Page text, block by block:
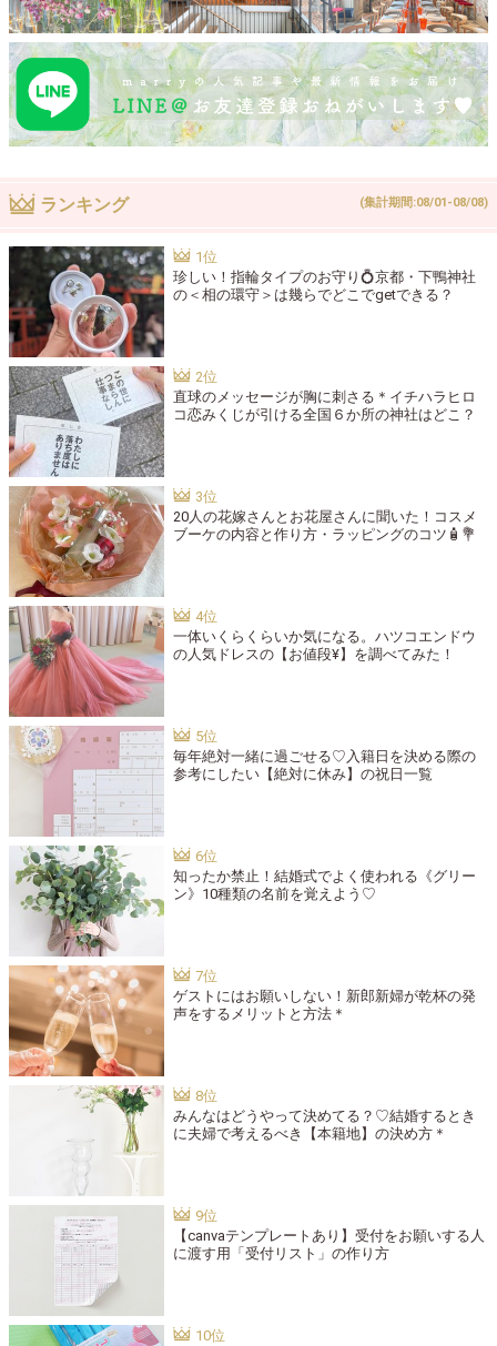
ランキング (集計期間:08/01-08/08)
珍しい！指輪タイプのお守り💍京都・下鴨神社
の＜相の環守＞は幾らでどこでgetできる？
直球のメッセージが胸に刺さる＊イチハラヒロ
コ恋みくじが引ける全国６か所の神社はどこ？
20人の花嫁さんとお花屋さんに聞いた！コスメ
ブーケの内容と作り方・ラッピングのコツ🧴💐
一体いくらくらいか気になる。ハツコエンドウ
の人気ドレスの【お値段¥】を調べてみた！
毎年絶対一緒に過ごせる♡入籍日を決める際の
参考にしたい【絶対に休み】の祝日一覧
知ったか禁止！結婚式でよく使われる《グリー
ン》10種類の名前を覚えよう♡
ゲストにはお願いしない！新郎新婦が乾杯の発
声をするメリットと方法＊
みんなはどうやって決めてる？♡結婚するとき
に夫婦で考えるべき【本籍地】の決め方＊
【canvaテンプレートあり】受付をお願いする人
に渡す用「受付リスト」の作り方